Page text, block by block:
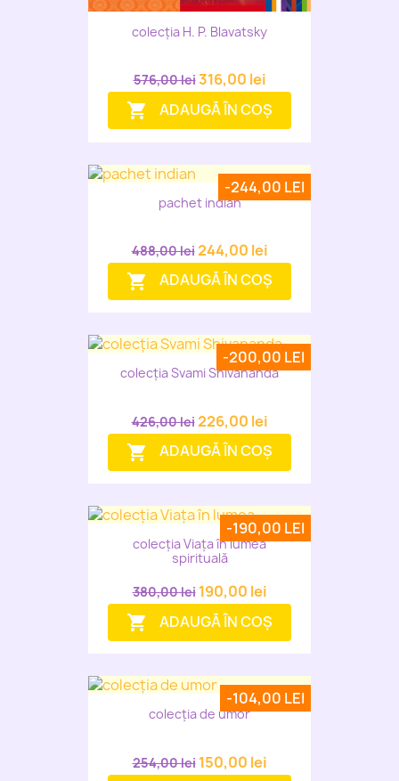
colecția H. P. Blavatsky
576,00 lei316,00 lei
shopping_cart ADAUGĂ ÎN COȘ
pachet indian
488,00 lei244,00 lei
shopping_cart ADAUGĂ ÎN COȘ
-244,00 LEI
colecția Svami Shivananda
426,00 lei226,00 lei
shopping_cart ADAUGĂ ÎN COȘ
-200,00 LEI
colecția Viața în lumea
spirituală
380,00 lei 190,00 lei
shopping_cart ADAUGĂ ÎN COȘ
-190,00 LEI
colecția de umor
254,00 lei 150,00 lei
-104,00 LEI